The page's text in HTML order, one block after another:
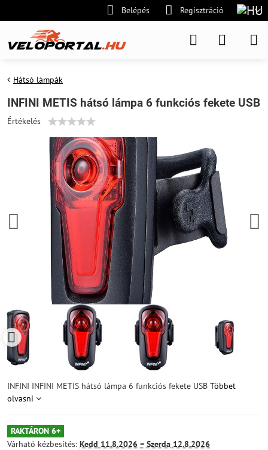
Belépés Regisztráció
Hátsó lámpák
INFINI METIS hátsó lámpa 6 funkciós fekete USB
Értékelés
INFINI INFINI METIS hátsó lámpa 6 funkciós fekete USB Többet
olvasni
RAKTÁRON 6+
Várható kézbesítés: Kedd 11.8.2026 − Szerda 12.8.2026